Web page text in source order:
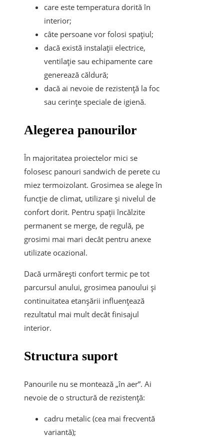
care este temperatura dorită în
interior;
câte persoane vor folosi spațiul;
dacă există instalații electrice,
ventilație sau echipamente care
generează căldură;
dacă ai nevoie de rezistență la foc
sau cerințe speciale de igienă.
Alegerea panourilor
În majoritatea proiectelor mici se
folosesc panouri sandwich de perete cu
miez termoizolant. Grosimea se alege în
funcție de climat, utilizare și nivelul de
confort dorit. Pentru spații încălzite
permanent se merge, de regulă, pe
grosimi mai mari decât pentru anexe
utilizate ocazional.
Dacă urmărești confort termic pe tot
parcursul anului, grosimea panoului și
continuitatea etanșării influențează
rezultatul mai mult decât finisajul
interior.
Structura suport
Panourile nu se montează „în aer”. Ai
nevoie de o structură de rezistență:
cadru metalic (cea mai frecventă
variantă);